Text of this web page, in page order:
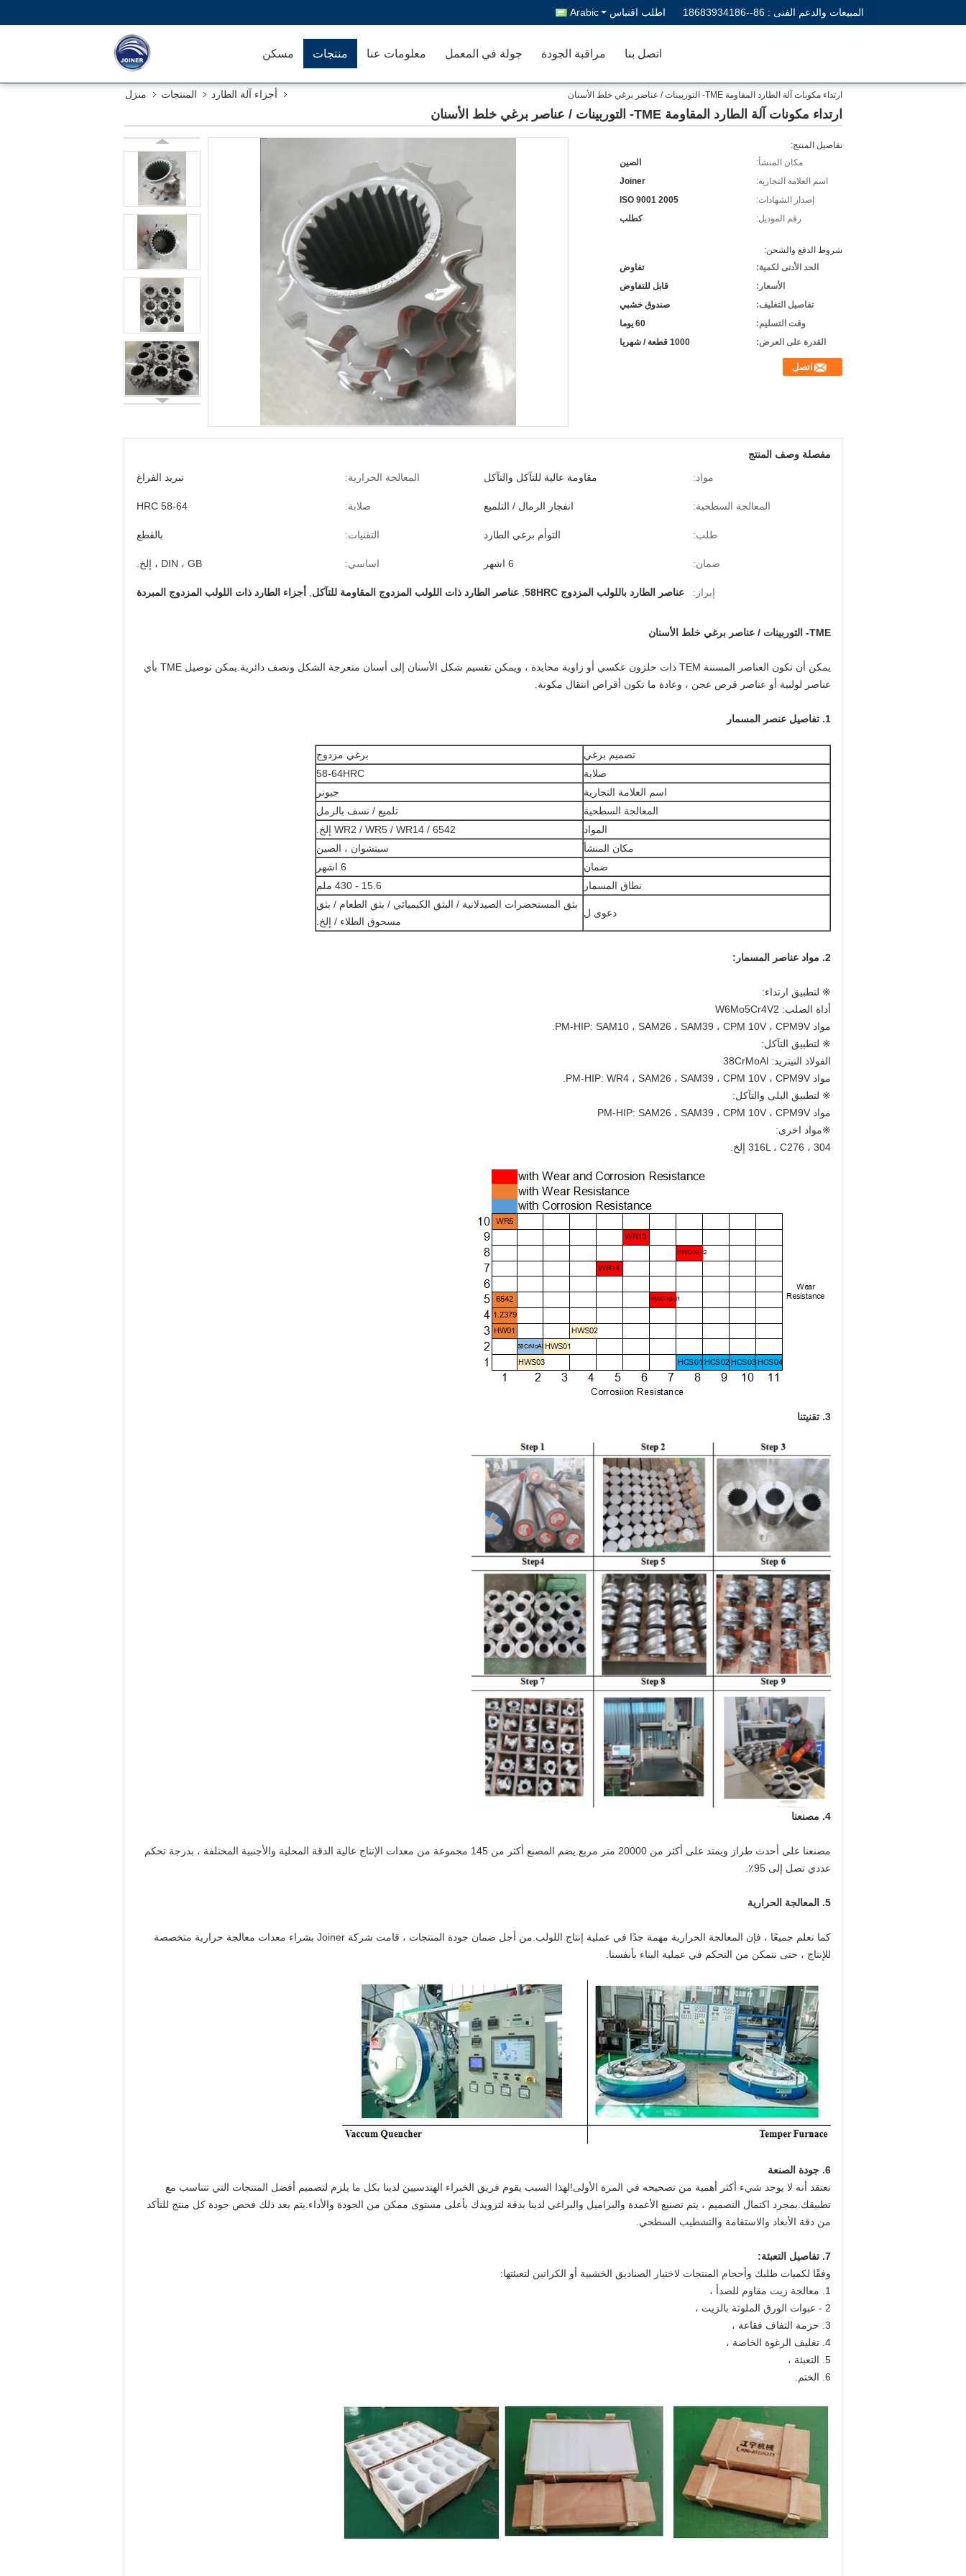
المبيعات والدعم الفنى : 86--18683934186 اطلب اقتباس Arabic
مسكن منتجات معلومات عنا جولة في المعمل مراقبة الجودة اتصل بنا
منزل المنتجات أجزاء آلة الطارد ارتداء مكونات آلة الطارد المقاومة TME- التوربينات / عناصر برغي خلط الأسنان
ارتداء مكونات آلة الطارد المقاومة TME- التوربينات / عناصر برغي خلط الأسنان
تفاصيل المنتج:
مكان المنشأ:
الصين
اسم العلامة التجارية:
Joiner
إصدار الشهادات:
ISO 9001 2005
رقم الموديل:
كطلب
شروط الدفع والشحن:
الحد الأدنى لكمية:
تفاوض
الأسعار:
قابل للتفاوض
تفاصيل التغليف:
صندوق خشبي
وقت التسليم:
60 يوما
القدرة على العرض:
1000 قطعة / شهريا
اتصل
مفصلة وصف المنتج
مواد:
مقاومة عالية للتآكل والتآكل المعالجة الحرارية: تبريد الفراغ
المعالجة السطحية: انفجار الرمال / التلميع صلابة: HRC 58-64
طلب: التوأم برغي الطارد التقنيات: بالقطع
ضمان: 6 اشهر اساسي: DIN ، GB ، إلخ.
إبراز: عناصر الطارد باللولب المزدوج 58HRC عناصر الطارد ذات اللولب المزدوج المقاومة للتآكل أجزاء الطارد ذات اللولب المزدوج المبردة
TME- التوربينات / عناصر برغي خلط الأسنان
يمكن أن تكون العناصر المسننة TEM ذات حلزون عكسي أو زاوية محايدة ، ويمكن تقسيم شكل الأسنان إلى أسنان متعرجة الشكل ونصف دائرية.يمكن توصيل TME بأي
عناصر لولبية أو عناصر قرص عجن ، وعادة ما تكون أقراص انتقال مكونة.
1. تفاصيل عنصر المسمار
تصميم برغي
برغي مزدوج
صلابة
58-64HRC
اسم العلامة التجارية
جيونر
المعالجة السطحية
تلميع / نسف بالرمل
المواد
6542 / WR2 / WR5 / WR14 إلخ.
مكان المنشأ
سيتشوان ، الصين
ضمان
6 اشهر
نطاق المسمار
15.6 - 430 ملم
دعوى ل
بثق المستحضرات الصيدلانية / البثق الكيميائي / بثق الطعام / بثق
مسحوق الطلاء / إلخ.
2. مواد عناصر المسمار:
※ لتطبيق ارتداء:
أداة الصلب: W6Mo5Cr4V2
مواد PM-HIP: SAM10 ، SAM26 ، SAM39 ، CPM 10V ، CPM9V.
※ لتطبيق التآكل:
الفولاذ النيتريد: 38CrMoAl
مواد PM-HIP: WR4 ، SAM26 ، SAM39 ، CPM 10V ، CPM9V.
※ لتطبيق البلى والتآكل:
مواد PM-HIP: SAM26 ، SAM39 ، CPM 10V ، CPM9V
※مواد اخرى:
304 ، 316L ، C276 إلخ.
3. تقنيتنا
4. مصنعنا
مصنعنا على أحدث طراز ويمتد على أكثر من 20000 متر مربع.يضم المصنع أكثر من 145 مجموعة من معدات الإنتاج عالية الدقة المحلية والأجنبية المختلفة ، بدرجة تحكم
عددي تصل إلى 95٪.
5. المعالجة الحرارية
كما نعلم جميعًا ، فإن المعالجة الحرارية مهمة جدًا في عملية إنتاج اللولب.من أجل ضمان جودة المنتجات ، قامت شركة Joiner بشراء معدات معالجة حرارية متخصصة
للإنتاج ، حتى نتمكن من التحكم في عملية البناء بأنفسنا.
6. جودة الصنعة
نعتقد أنه لا يوجد شيء أكثر أهمية من تصحيحه في المرة الأولى!لهذا السبب يقوم فريق الخبراء الهندسيين لدينا بكل ما يلزم لتصميم أفضل المنتجات التي تتناسب مع
تطبيقك.بمجرد اكتمال التصميم ، يتم تصنيع الأعمدة والبراميل والبراغي لدينا بدقة لتزويدك بأعلى مستوى ممكن من الجودة والأداء.يتم بعد ذلك فحص جودة كل منتج للتأكد
من دقة الأبعاد والاستقامة والتشطيب السطحي.
7. تفاصيل التعبئة:
وفقًا لكميات طلبك وأحجام المنتجات لاختيار الصناديق الخشبية أو الكراتين لتعبئتها:
1. معالجة زيت مقاوم للصدأ ،
2 - عبوات الورق الملوثة بالزيت ،
3. حزمة التفاف فقاعة ،
4. تغليف الرغوة الخاصة ،
5. التعبئة ،
6. الختم.